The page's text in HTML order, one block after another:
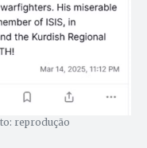
reprodução